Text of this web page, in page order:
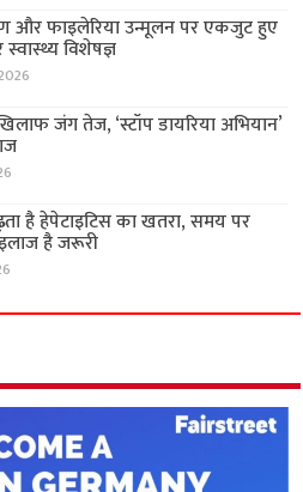
और फाइलेरिया उन्मूलन पर एकजुट हुए
विशेषज्ञ
जंग तेज, ‘स्टॉप डायरिया अभियान’
है हेपेटाइटिस का खतरा, समय पर
है जरूरी